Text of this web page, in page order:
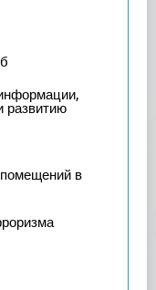
развитию
в